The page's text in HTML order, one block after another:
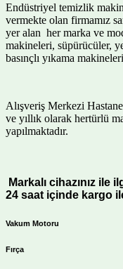
Endüstriyel temizlik
vermekte olan firmamız
yer alan her marka ve
makineleri, süpürücüler,
basınçlı yıkama
Alışveriş Merkezi
ve yıllık olarak hertürlü
yapılmaktadır.
Markalı cihazınız
24 saat içinde kargo
Vakum Motoru
Fırça